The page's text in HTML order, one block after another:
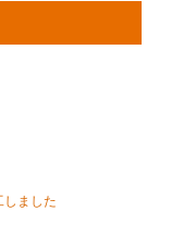
しました